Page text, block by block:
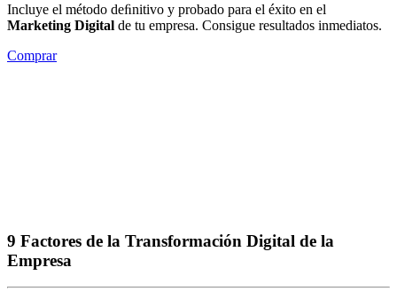
Incluye el método deﬁnitivo y probado para el éxito en el
Marketing Digital de tu empresa. Consigue resultados inmediatos.
Comprar
9 Factores de la Transformación Digital de la
Empresa